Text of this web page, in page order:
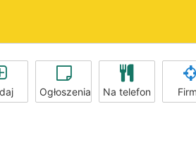
Ogłoszenia Na telefon